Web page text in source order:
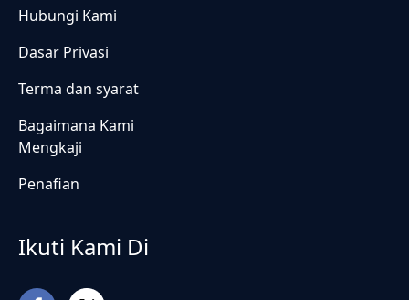
Hubungi Kami
Dasar Privasi
Terma dan syarat
Bagaimana Kami
Mengkaji
Penafian
Ikuti Kami Di